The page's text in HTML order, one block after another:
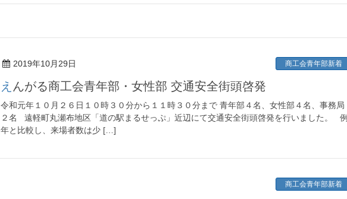
2019年10月29日 商工会青年部新着
えんがる商工会青年部・女性部 交通安全街頭啓発
令和元年１０月２６日１０時３０分から１１時３０分まで 青年部４名、女性部４名、事務局
２名 遠軽町丸瀬布地区「道の駅まるせっぷ」近辺にて交通安全街頭啓発を行いました。 例
年と比較し、来場者数は少 […]
商工会青年部新着